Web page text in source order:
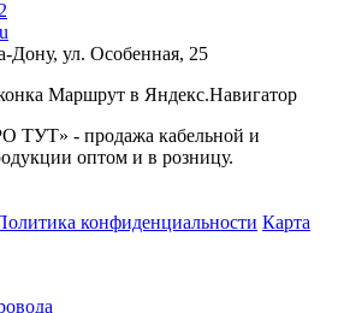
Дону, ул. Особенная, 25
Маршрут в Яндекс.Навигатор
ТУТ» - продажа кабельной и
оптом и в розницу.
конфиденциальности Карта